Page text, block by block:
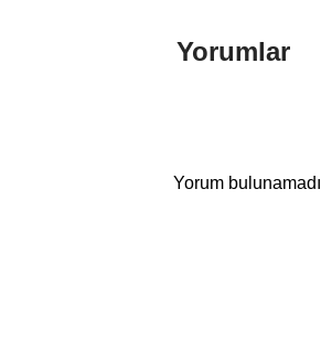
Yorumlar
Yorum bulunamadı